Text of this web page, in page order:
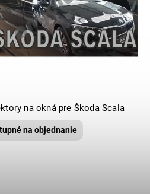
na okná pre Škoda Scala
na objednanie